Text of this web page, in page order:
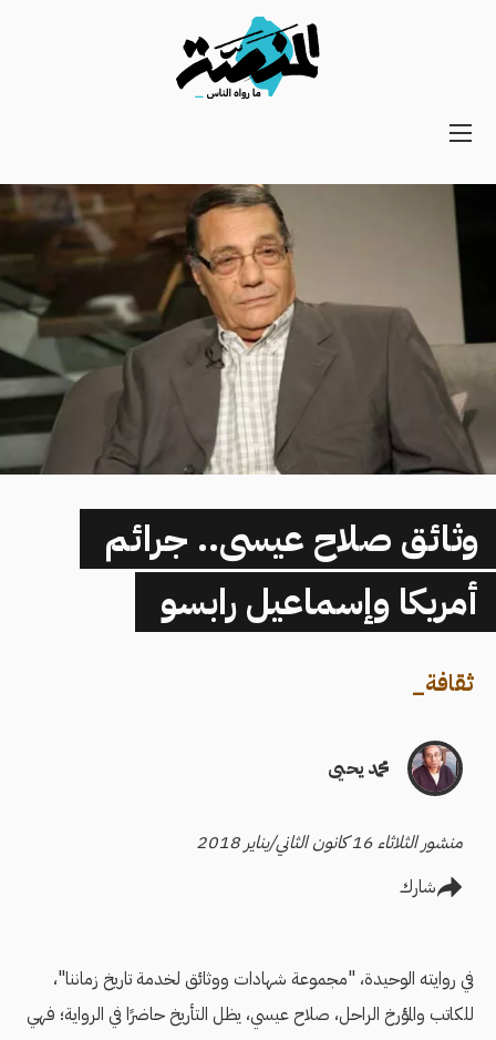
Main
Secondary
Navigation
وثائق صلاح عيسى.. جرائم
أمريكا وإسماعيل رابسو
ثقافة_
محمد يحيى
منشور الثلاثاء 16 كانون الثاني/يناير 2018
شارك
في روايته الوحيدة، "مجموعة شهادات ووثائق لخدمة تاريخ زماننا"،
للكاتب والمؤرخ الراحل، صلاح عيسي، يظل التأريخ حاضرًا في الرواية؛ فهي